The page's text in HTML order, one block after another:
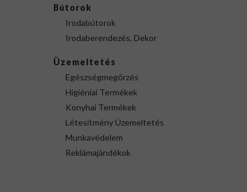
Bútorok
Irodabútorok
Irodaberendezés, Dekor
Üzemeltetés
Egészségmegőrzés
Higiéniai Termékek
Konyhai Termékek
Létesítmény Üzemeltetés
Munkavédelem
Reklámajándékok